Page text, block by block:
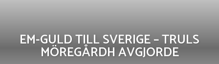
EM-GULD TILL SVERIGE – TRULS
MÖREGÅRDH AVGJORDE